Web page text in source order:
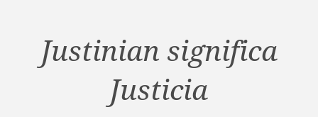
Justinian significa
Justicia